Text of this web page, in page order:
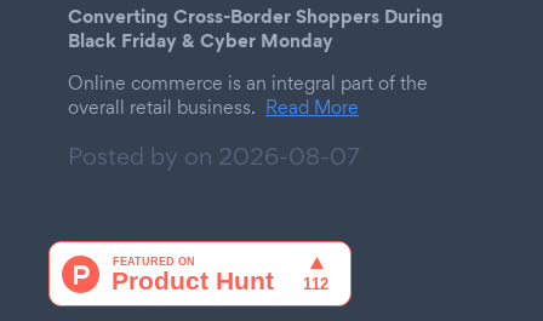
Converting Cross-Border Shoppers During
Black Friday & Cyber Monday
Online commerce is an integral part of the
overall retail business. Read More
Posted by on 2026-08-07